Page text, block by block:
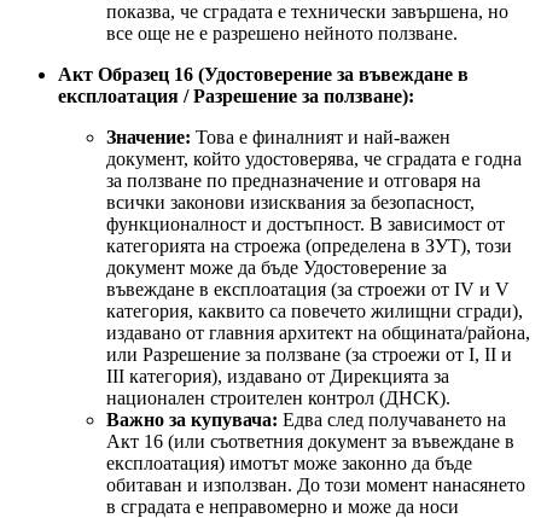
показва, че сградата е технически завършена, но
все още не е разрешено нейното ползване.
Акт Образец 16 (Удостоверение за въвеждане в
експлоатация / Разрешение за ползване):
Значение: Това е финалният и най-важен
документ, който удостоверява, че сградата е годна
за ползване по предназначение и отговаря на
всички законови изисквания за безопасност,
функционалност и достъпност. В зависимост от
категорията на строежа (определена в ЗУТ), този
документ може да бъде Удостоверение за
въвеждане в експлоатация (за строежи от IV и V
категория, каквито са повечето жилищни сгради),
издавано от главния архитект на общината/района,
или Разрешение за ползване (за строежи от I, II и
III категория), издавано от Дирекцията за
национален строителен контрол (ДНСК).
Важно за купувача: Едва след получаването на
Акт 16 (или съответния документ за въвеждане в
експлоатация) имотът може законно да бъде
обитаван и използван. До този момент нанасянето
в сградата е неправомерно и може да носи